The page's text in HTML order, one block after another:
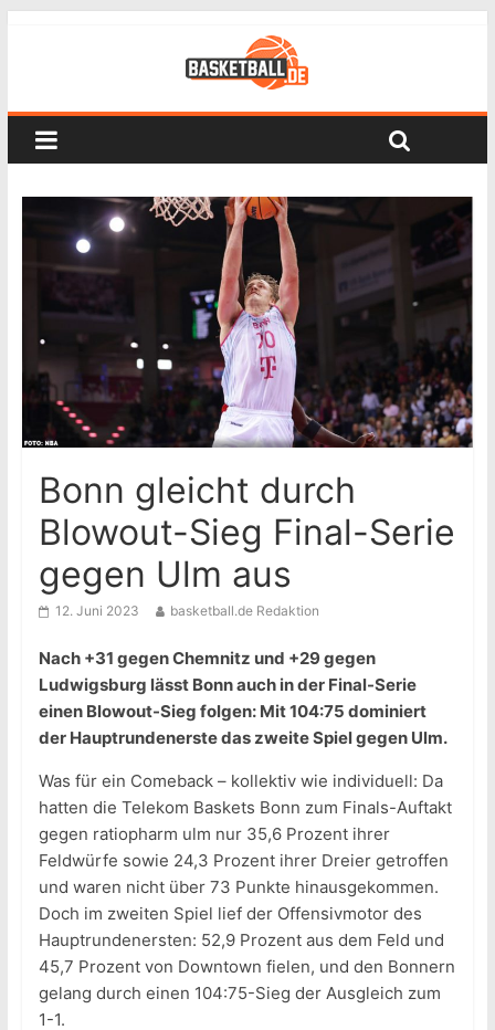
Bonn gleicht durch
Blowout-Sieg Final-Serie
gegen Ulm aus
12. Juni 2023 basketball.de Redaktion
Nach +31 gegen Chemnitz und +29 gegen
Ludwigsburg lässt Bonn auch in der Final-Serie
einen Blowout-Sieg folgen: Mit 104:75 dominiert
der Hauptrundenerste das zweite Spiel gegen Ulm.
Was für ein Comeback – kollektiv wie individuell: Da
hatten die Telekom Baskets Bonn zum Finals-Auftakt
gegen ratiopharm ulm nur 35,6 Prozent ihrer
Feldwürfe sowie 24,3 Prozent ihrer Dreier getroffen
und waren nicht über 73 Punkte hinausgekommen.
Doch im zweiten Spiel lief der Offensivmotor des
Hauptrundenersten: 52,9 Prozent aus dem Feld und
45,7 Prozent von Downtown fielen, und den Bonnern
gelang durch einen 104:75-Sieg der Ausgleich zum
1-1.